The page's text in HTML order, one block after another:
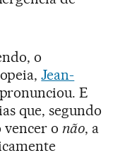
o
Jean-
E
que, segundo
vencer onão, a